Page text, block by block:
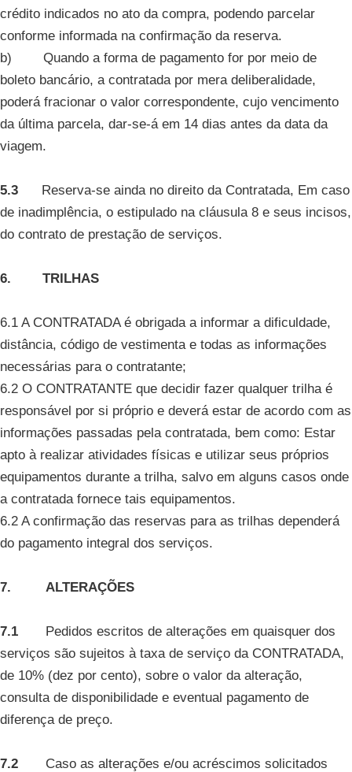
crédito indicados no ato da compra, podendo parcelar
conforme informada na confirmação da reserva.
b) Quando a forma de pagamento for por meio de
boleto bancário, a contratada por mera deliberalidade,
poderá fracionar o valor correspondente, cujo vencimento
da última parcela, dar-se-á em 14 dias antes da data da
viagem.
5.3 Reserva-se ainda no direito da Contratada, Em caso
de inadimplência, o estipulado na cláusula 8 e seus incisos,
do contrato de prestação de serviços.
6. TRILHAS
6.1 A CONTRATADA é obrigada a informar a dificuldade,
distância, código de vestimenta e todas as informações
necessárias para o contratante;
6.2 O CONTRATANTE que decidir fazer qualquer trilha é
responsável por si próprio e deverá estar de acordo com as
informações passadas pela contratada, bem como: Estar
apto à realizar atividades físicas e utilizar seus próprios
equipamentos durante a trilha, salvo em alguns casos onde
a contratada fornece tais equipamentos.
6.2 A confirmação das reservas para as trilhas dependerá
do pagamento integral dos serviços.
7. ALTERAÇÕES
7.1 Pedidos escritos de alterações em quaisquer dos
serviços são sujeitos à taxa de serviço da CONTRATADA,
de 10% (dez por cento), sobre o valor da alteração,
consulta de disponibilidade e eventual pagamento de
diferença de preço.
7.2 Caso as alterações e/ou acréscimos solicitados